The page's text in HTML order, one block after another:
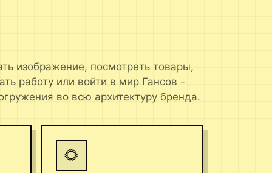
изображение, посмотреть товары,
работу или войти в мир Гансов -
во всю архитектуру бренда.
🌻